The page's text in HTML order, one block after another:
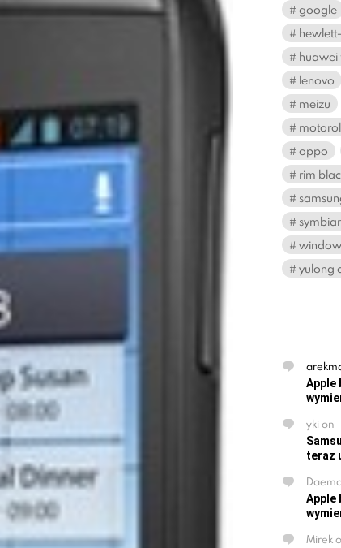
google
huawei
lenovo
meizu
oppo
rim
yulong
Apple
yki on
teraz
Apple
Mirek